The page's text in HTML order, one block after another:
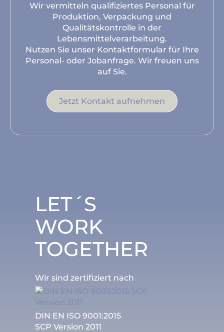
Wir vermitteln qualifiziertes Personal für
Produktion, Verpackung und
Qualitätskontrolle in der
Lebensmittelverarbeitung.
Nutzen Sie unser Kontaktformular für Ihre
Personal- oder Jobanfrage. Wir freuen uns
auf Sie.
Jetzt Kontakt aufnehmen
LET´S
WORK
TOGETHER
Wir sind zertifiziert nach
DIN EN ISO 9001:2015
SCP Version 2011